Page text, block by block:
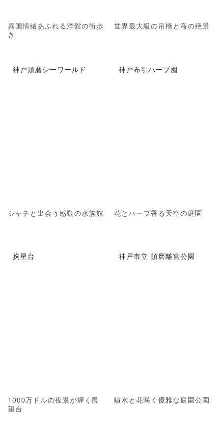
異国情緒あふれる洋館の街歩
き
世界最大級の吊橋と海の絶景
神戸須磨シーワールド
シャチと出会う感動の水族館
神戸布引ハーブ園
花とハーブ香る天空の庭園
掬星台
1000万ドルの夜景が輝く展
望台
神戸市立 須磨離宮公園
噴水と花咲く優雅な庭園公園